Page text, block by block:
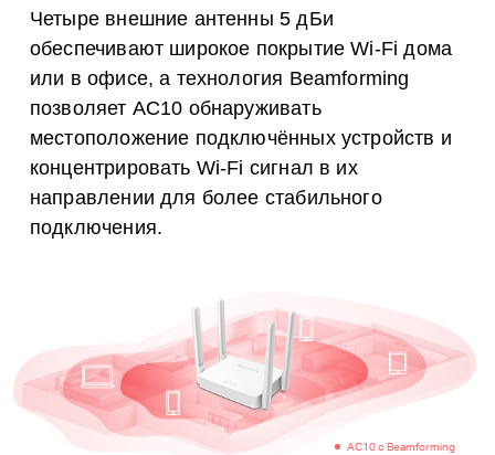
Четыре внешние антенны 5 дБи
обеспечивают широкое покрытие Wi-Fi дома
или в офисе, а технология Beamforming
позволяет AC10 обнаруживать
местоположение подключённых устройств и
концентрировать Wi-Fi сигнал в их
направлении для более стабильного
подключения.
AC10 с Beamforming